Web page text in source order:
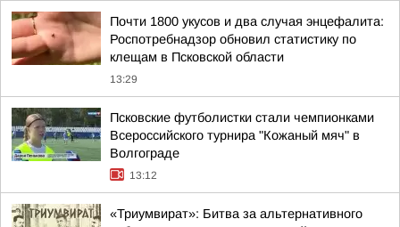
Почти 1800 укусов и два случая энцефалита:
Роспотребнадзор обновил статистику по
клещам в Псковской области
13:29
Псковские футболистки стали чемпионками
Всероссийского турнира "Кожаный мяч" в
Волгограде
13:12
«Триумвират»: Битва за альтернативного